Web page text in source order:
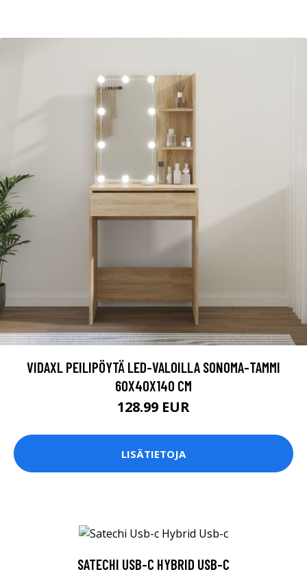
VIDAXL PEILIPÖYTÄ LED-VALOILLA SONOMA-TAMMI
60X40X140 CM
128.99 EUR
LISÄTIETOJA
SATECHI USB-C HYBRID USB-C